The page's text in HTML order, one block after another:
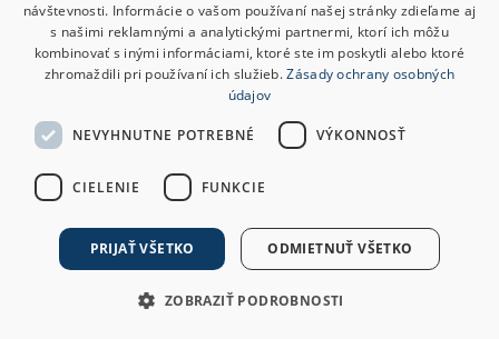
návštevnosti. Informácie o vašom používaní našej stránky zdieľame aj
s našimi reklamnými a analytickými partnermi, ktorí ich môžu
kombinovať s inými informáciami, ktoré ste im poskytli alebo ktoré
zhromaždili pri používaní ich služieb.Zásady ochrany osobných
údajov
NEVYHNUTNE POTREBNÉ VÝKONNOSŤ
CIELENIE FUNKCIE
PRIJAŤ VŠETKO ODMIETNUŤ VŠETKO
ZOBRAZIŤ PODROBNOSTI